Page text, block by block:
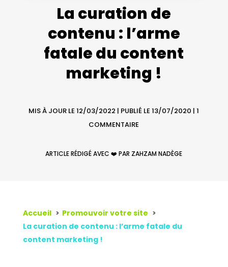
La curation de
contenu : l’arme
fatale du content
marketing !
MIS À JOUR LE 12/03/2022 | PUBLIÉ LE 13/07/2020 |1
COMMENTAIRE
ARTICLE RÉDIGÉ AVEC ❤️ PAR ZAHZAM NADÈGE
Accueil
Promouvoir votre site
La curation de contenu : l’arme fatale du
content marketing !